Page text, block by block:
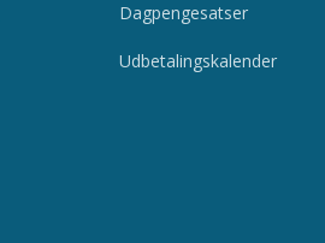
Dagpengesatser
Udbetalingskalender